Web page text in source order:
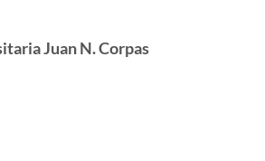
Juan N. Corpas